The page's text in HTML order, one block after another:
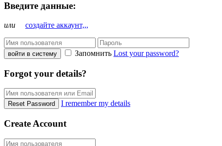
Введите данные:
или создайте аккаунт,,,
войти в систему Запомнить Lost your password?
Forgot your details?
Reset Password I remember my details
Create Account